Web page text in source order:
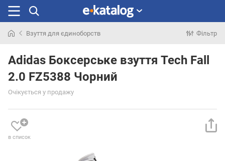
раніше
Взуття для єдиноборств Фільтр
Adidas Боксерське взуття Tech Fall
2.0 FZ5388 Чорний
Очікується у продажу
в список